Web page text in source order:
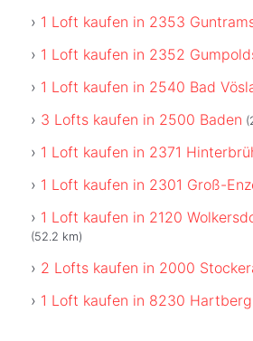
1 Loft kaufen in 2353
1 Loft kaufen in 2352
1 Loft kaufen in 2540 Bad
3 Lofts kaufen in 2500 Baden
1 Loft kaufen in 2371
1 Loft kaufen in 2301 Groß-
1 Loft kaufen in 2120
(52.2 km)
2 Lofts kaufen in 2000
1 Loft kaufen in 8230 Hartberg